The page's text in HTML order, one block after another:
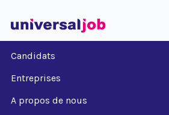
Candidats
Entreprises
A propos de nous